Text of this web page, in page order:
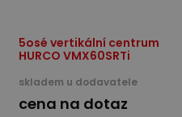
5osé vertikální centrum
HURCO VMX60SRTi
skladem u dodavatele
cena na dotaz